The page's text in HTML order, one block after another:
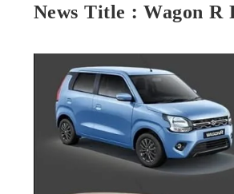
News Title : Wagon